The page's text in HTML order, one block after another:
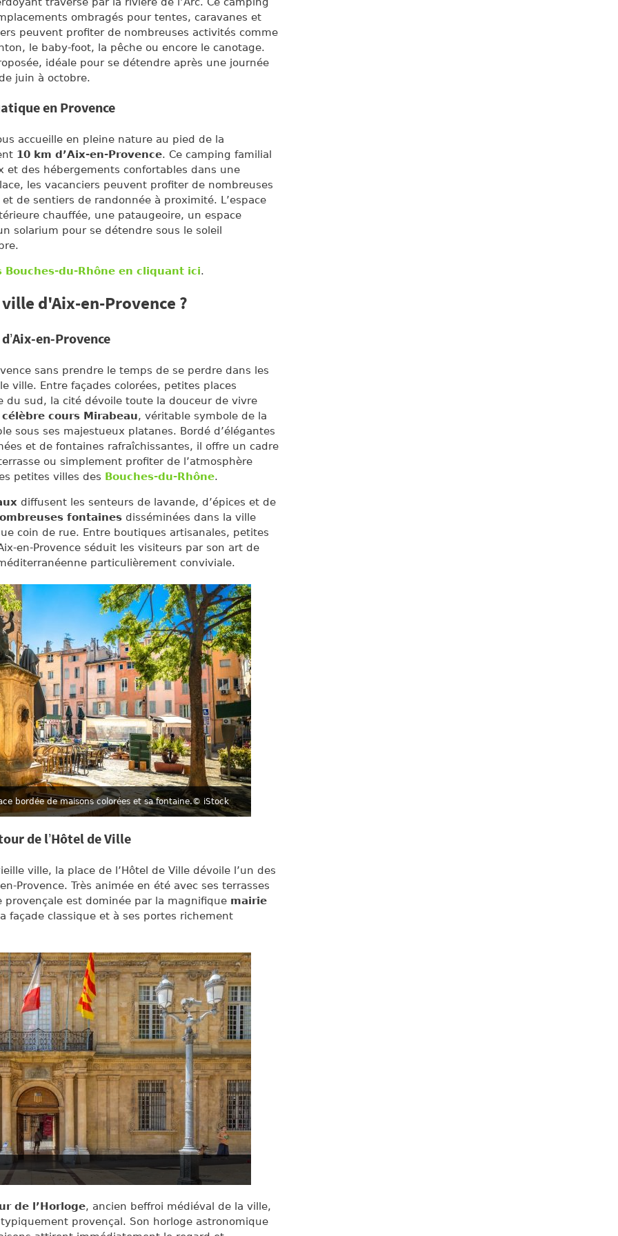
ombragés pour tentes, caravanes et
peuvent profiter de nombreuses activités comme
le baby-foot, la pêche ou encore le canotage.
idéale pour se détendre après une journée
juin à octobre.
en Provence
accueille en pleine nature au pied de la
10 km d’Aix-en-Provence. Ce camping familial
et des hébergements confortables dans une
les vacanciers peuvent profiter de nombreuses
de sentiers de randonnée à proximité. L’espace
chauffée, une pataugeoire, un espace
solarium pour se détendre sous le soleil
du-Rhône en cliquant ici.
d'Aix-en-Provence ?
en-Provence
sans prendre le temps de se perdre dans les
ville. Entre façades colorées, petites places
du sud, la cité dévoile toute la douceur de vivre
célèbre cours Mirabeau, véritable symbole de la
sous ses majestueux platanes. Bordé d’élégantes
et de fontaines rafraîchissantes, il offre un cadre
ou simplement profiter de l’atmosphère
petites villes des Bouches-du-Rhône.
diffusent les senteurs de lavande, d’épices et de
fontaines disséminées dans la ville
coin de rue. Entre boutiques artisanales, petites
en-Provence séduit les visiteurs par son art de
particulièrement conviviale.
bordée de maisons colorées et sa fontaine.© iStock
de l’Hôtel de Ville
ville, la place de l’Hôtel de Ville dévoile l’un des
Provence. Très animée en été avec ses terrasses
est dominée par la magnifique mairie
façade classique et à ses portes richement
de l’Horloge, ancien beffroi médiéval de la ville,
provençal. Son horloge astronomique